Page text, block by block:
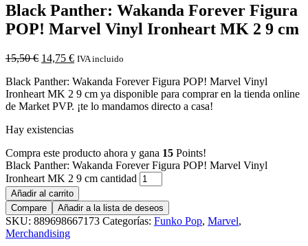
Black Panther: Wakanda Forever Figura
POP! Marvel Vinyl Ironheart MK 2 9 cm
15,50€ 14,75 € IVA incluido
Black Panther: Wakanda Forever Figura POP! Marvel Vinyl
Ironheart MK 2 9 cm ya disponible para comprar en la tienda online
de Market PVP. ¡te lo mandamos directo a casa!
Hay existencias
Compra este producto ahora y gana 15 Points!
Black Panther: Wakanda Forever Figura POP! Marvel Vinyl
Ironheart MK 2 9 cm cantidad
Añadir al carrito
Compare
Añadir a la lista de deseos
SKU: 889698667173 Categorías: Funko Pop, Marvel,
Merchandising